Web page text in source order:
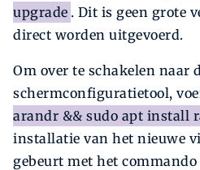
upgrade . Dit is geen grote
direct worden uitgevoerd.
Om over te schakelen naar
schermconfiguratietool,
arandr && sudo apt install
installatie van het nieuwe
gebeurt met het commando